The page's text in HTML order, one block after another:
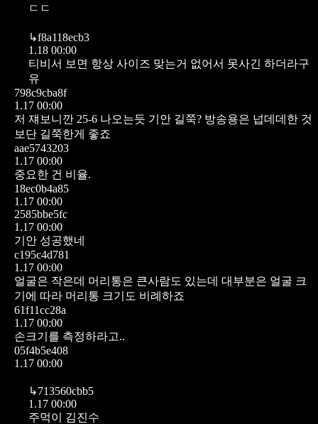
ㄷㄷ
↳f8a118ecb3
1.18 00:00
티비서 보면 항상 사이즈 맞는거 없어서 못사긴 하더라구
유
798c9cba8f
1.17 00:00
저 쟤보니깐 25-6 나오는듯 기안 길쭉? 방송용은 넙데데한 것
보단 길쭉한게 좋죠
aae5743203
1.17 00:00
중요한 건 비율.
18ec0b4a85
1.17 00:00
2585bbe5fc
1.17 00:00
기안 성공했네
c195c4d781
1.17 00:00
얼굴은 작은데 머리통은 큰사람도 있는데 대부분은 얼굴 크
기에 따라 머리통 크기도 비례하죠
61f11cc28a
1.17 00:00
손크기를 측정하라고..
05f4b5e408
1.17 00:00
↳713560cbb5
1.17 00:00
주먹이 김진수